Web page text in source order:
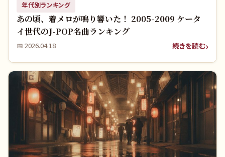
年代別ランキング
あの頃、着メロが鳴り響いた！ 2005-2009 ケータ
イ世代のJ-POP名曲ランキング
📅 2026.04.18 続きを読む